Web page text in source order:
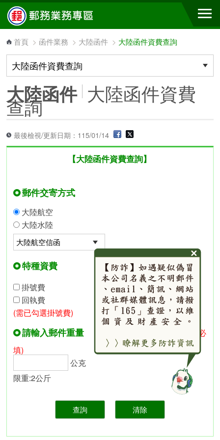
跳到主要內容區塊
首頁 > 函件業務 > 大陸函件 > 大陸函件資費查詢
大陸函件 大陸函件資費
查詢
最後檢視/更新日期：115/01/14
【大陸函件資費查詢】
郵件交寄方式
大陸航空
大陸水陸
特種資費
掛號費
回執費
(需已勾選掛號費)
請輸入郵件重量
(必
填)
公克
限重:2公斤